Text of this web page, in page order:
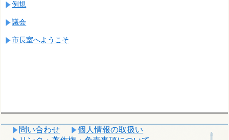
例規
議会
市長室へようこそ
問い合わせ
個人情報の取扱い